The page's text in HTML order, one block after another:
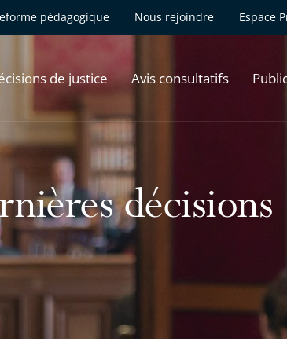
pédagogique Nous rejoindre Espace
de justice Avis consultatifs
décisions